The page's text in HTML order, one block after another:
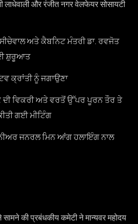
लाधेवाली और रंजीत नगर वेलफेयर सोसायटी
ਅਤੇ ਕੈਬਨਿਟ ਮੰਤਰੀ ਡਾ. ਰਵਜੋਤ
ਸ਼ੁਰੂਆਤ
ਕ੍ਰਾਂਤੀ ਨੂੰ ਜਗਾਉਣਾ
ਦੀ ਵਿਕਰੀ ਅਤੇ ਵਰਤੋਂ ਉੱਪਰ ਪੂਰਨ ਤੌਰ ਤੇ
ਗਈ ਮੀਟਿੰਗ
ਜਨਰਲ ਮਿਨ ਆਂਗ ਹਲਾਇੰਗ ਨਾਲ
की प्रबंधकीय कमेटी ने मान्यवर महोदय